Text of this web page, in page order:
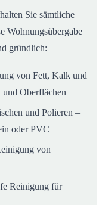
Sie sämtliche
Wohnungsübergabe
gründlich:
von Fett, Kalk und
und Oberflächen
und Polieren –
oder PVC
von
Reinigung für